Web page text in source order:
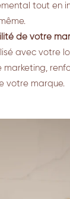
tout en
de votre
avec votre
marketing,
votre marque.